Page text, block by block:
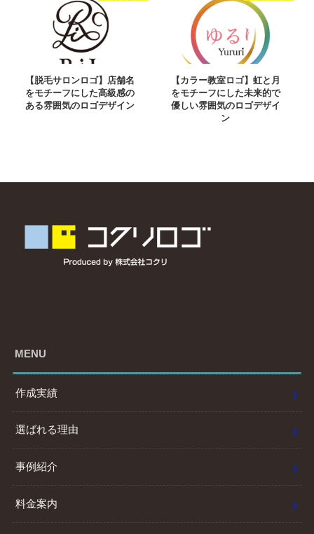
【脱毛サロンロゴ】店舗名
をモチーフにした高級感の
ある雰囲気のロゴデザイン
【カラー教室ロゴ】虹と月
をモチーフにした未来的で
優しい雰囲気のロゴデザイ
ン
MENU
作成実績
選ばれる理由
事例紹介
料金案内